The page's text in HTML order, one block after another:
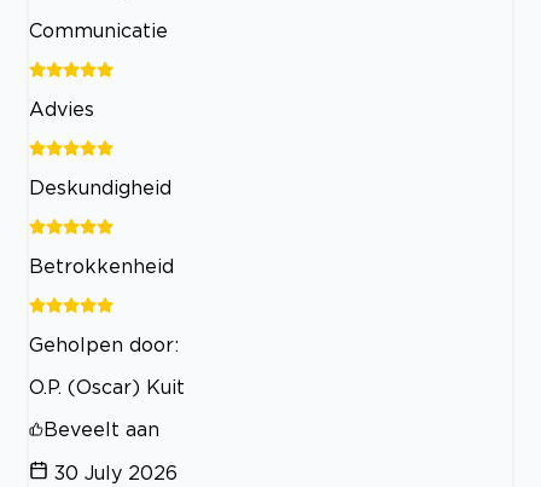
Communicatie
Advies
Deskundigheid
Betrokkenheid
Geholpen door:
O.P. (Oscar) Kuit
Beveelt aan
30 July 2026